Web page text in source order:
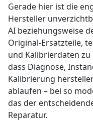
Gerade hier ist die
Hersteller
AI beziehungsweise
Original-Ersatzteile,
und Kalibrierdaten zu
dass Diagnose,
Kalibrierung
ablaufen – bei so
das der
Reparatur.